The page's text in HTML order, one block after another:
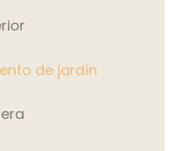
de jardín